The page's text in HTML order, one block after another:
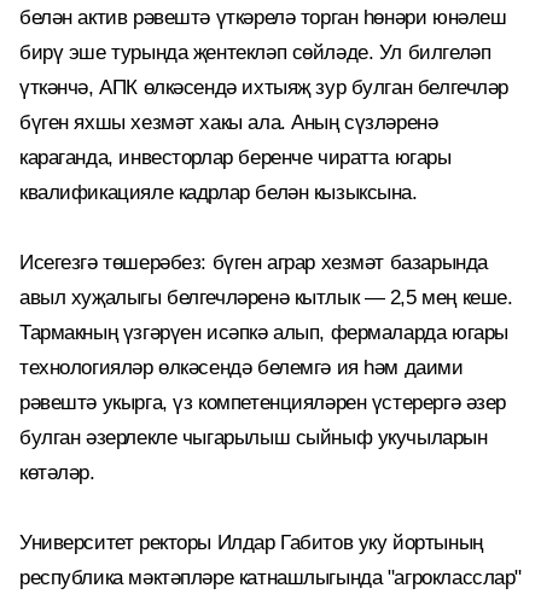
белән актив рәвештә үткәрелә торган һөнәри юнәлеш
бирү эше турында җентекләп сөйләде. Ул билгеләп
үткәнчә, АПК өлкәсендә ихтыяҗ зур булган белгечләр
бүген яхшы хезмәт хакы ала. Аның сүзләренә
караганда, инвесторлар беренче чиратта югары
квалификацияле кадрлар белән кызыксына.
Исегезгә төшерәбез: бүген аграр хезмәт базарында
авыл хуҗалыгы белгечләренә кытлык — 2,5 мең кеше.
Тармакның үзгәрүен исәпкә алып, фермаларда югары
технологияләр өлкәсендә белемгә ия һәм даими
рәвештә укырга, үз компетенцияләрен үстерергә әзер
булган әзерлекле чыгарылыш сыйныф укучыларын
көтәләр.
Университет ректоры Илдар Габитов уку йортының
республика мәктәпләре катнашлыгында "агрокласслар"